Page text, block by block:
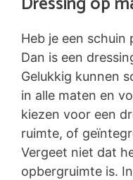
Heb je een schuin
Dan is een
Gelukkig kunnen
in alle maten en
kiezen voor een
ruimte, of
Vergeet niet dat
opbergruimte is.